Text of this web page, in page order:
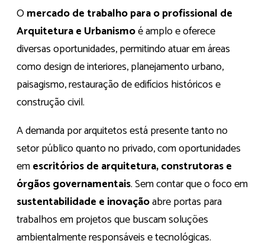
O mercado de trabalho para o profissional de
Arquitetura e Urbanismoé amplo e oferece
diversas oportunidades, permitindo atuar em áreas
como design de interiores, planejamento urbano,
paisagismo, restauração de edifícios históricos e
construção civil.
A demanda por arquitetos está presente tanto no
setor público quanto no privado, com oportunidades
emescritórios de arquitetura, construtoras e
órgãos governamentais. Sem contar que o foco em
sustentabilidade e inovaçãoabre portas para
trabalhos em projetos que buscam soluções
ambientalmente responsáveis e tecnológicas.